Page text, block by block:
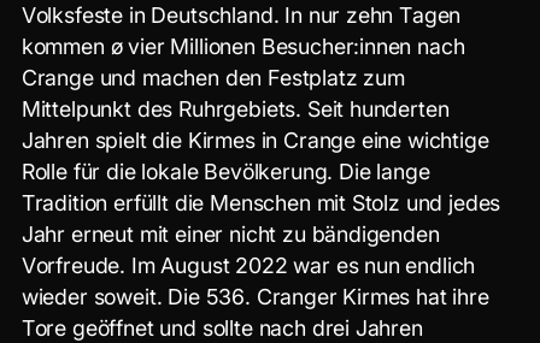
Volksfeste in Deutschland. In nur zehn Tagen
kommen ø vier Millionen Besucher:innen nach
Crange und machen den Festplatz zum
Mittelpunkt des Ruhrgebiets. Seit hunderten
Jahren spielt die Kirmes in Crange eine wichtige
Rolle für die lokale Bevölkerung. Die lange
Tradition erfüllt die Menschen mit Stolz und jedes
Jahr erneut mit einer nicht zu bändigenden
Vorfreude. Im August 2022 war es nun endlich
wieder soweit. Die 536. Cranger Kirmes hat ihre
Tore geöffnet und sollte nach drei Jahren